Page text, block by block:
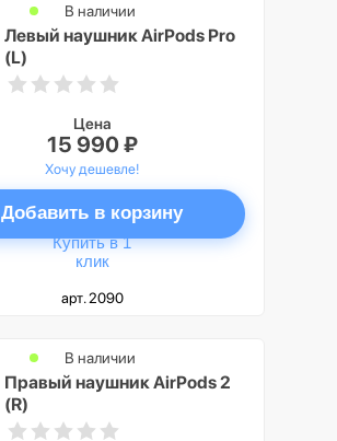
Левый наушник AirPods Pro
(L)
В наличии
Цена
15 990 ₽
Хочу дешевле!
Добавить в корзину
Купить в 1
клик
арт. 2090
Правый наушник AirPods 2
(R)
В наличии